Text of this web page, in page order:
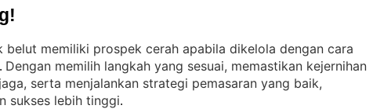
belut memiliki prospek cerah apabila dikelola dengan cara
. Dengan memilih langkah yang sesuai, memastikan kejernihan
serta menjalankan strategi pemasaran yang baik,
sukses lebih tinggi.